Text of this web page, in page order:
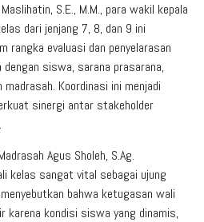
S.E., M.M., para wakil kepala
dari jenjang 7, 8, dan 9 ini
rangka evaluasi dan penyelarasan
siswa, sarana prasarana,
Koordinasi ini menjadi
sinergi antar stakeholder
Agus Sholeh, S.Ag.
kelas sangat vital sebagai ujung
bahwa ketugasan wali
kondisi siswa yang dinamis,